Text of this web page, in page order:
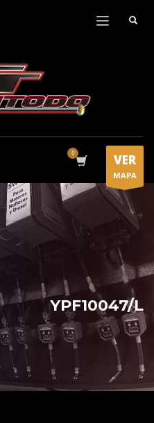
VER
MAPA
YPF10047/L